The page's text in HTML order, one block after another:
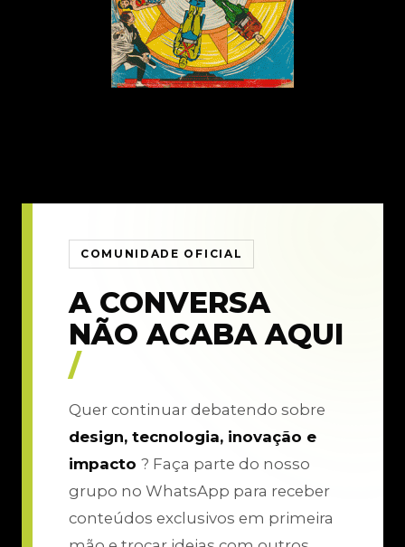
COMUNIDADE OFICIAL
A CONVERSA
NÃO ACABA AQUI
/
Quer continuar debatendo sobre
design, tecnologia, inovação e
impacto ? Faça parte do nosso
grupo no WhatsApp para receber
conteúdos exclusivos em primeira